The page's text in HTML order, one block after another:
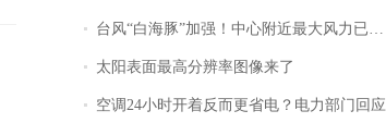
台风“白海豚”加强！中心附近最大风力已达15级 最新研判
太阳表面最高分辨率图像来了
空调24小时开着反而更省电？电力部门回应